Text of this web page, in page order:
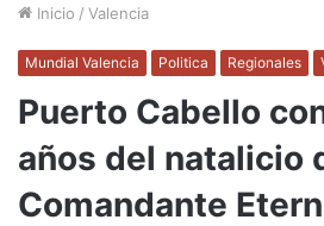
Inicio / Valencia
Mundial Valencia Politica Regionales
Puerto Cabello
años del natalicio
Comandante